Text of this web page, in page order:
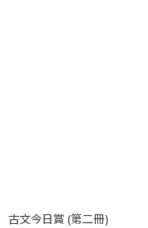
古文今日賞 (第二冊)